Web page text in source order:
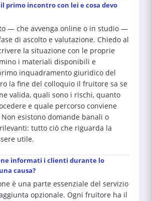
primo incontro con lei e cosa devo
— che avvenga online o in studio —
di ascolto e valutazione. Chiedo al
la situazione con le proprie
i materiali disponibili e
inquadramento giuridico del
la fine del colloquio il fruitore sa se
valida, quali sono i rischi, quanto
e quale percorso conviene
esistono domande banali o
tutto ciò che riguarda la
utile.
informati i clienti durante lo
causa?
è una parte essenziale del servizio
opzionale. Ogni fruitore ha il